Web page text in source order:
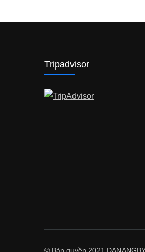
Tripadvisor